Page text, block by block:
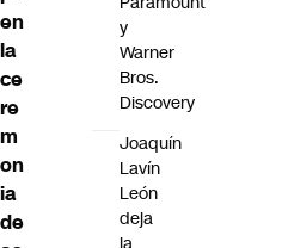
en
la
ce
re
m
on
ia
de
y
Warner
Bros.
Discovery
Joaquín
Lavín
León
deja
la